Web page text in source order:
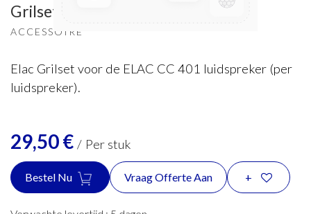
Grilset CC 401
ACCESSOIRE
Elac Grilset voor de ELAC CC 401 luidspreker (per
luidspreker).
29,50€ / Per stuk
Bestel Nu Vraag Offerte Aan +